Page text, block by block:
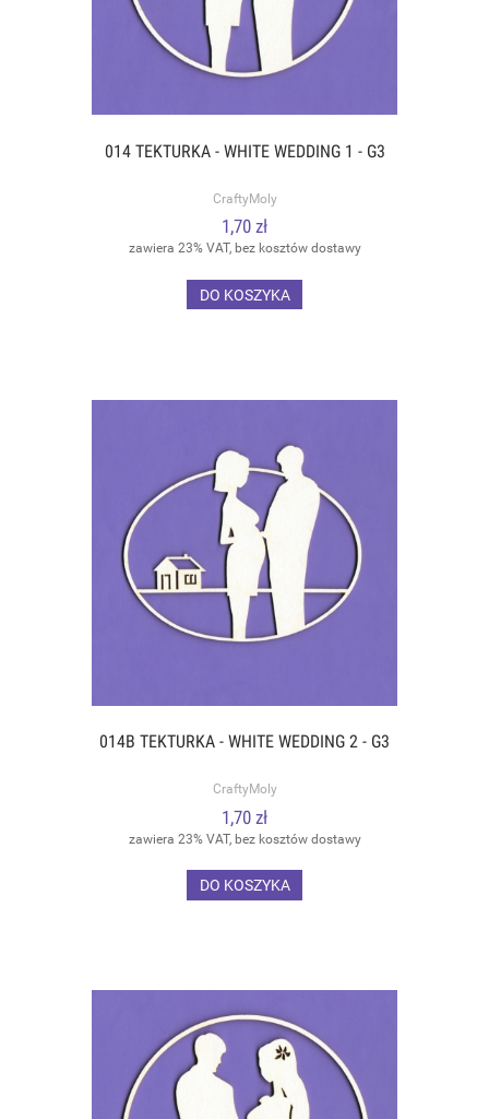
014 TEKTURKA - WHITE WEDDING 1 - G3
CraftyMoly
1,70 zł
zawiera 23% VAT, bez kosztów dostawy
DO KOSZYKA
014B TEKTURKA - WHITE WEDDING 2 - G3
CraftyMoly
1,70 zł
zawiera 23% VAT, bez kosztów dostawy
DO KOSZYKA